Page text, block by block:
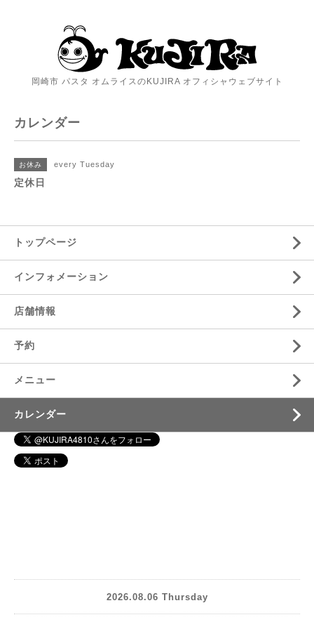
岡崎市 パスタ オムライスのKUJIRA オフィシャウェブサイト
カレンダー
お休み every Tuesday
定休日
トップページ
インフォメーション
店舗情報
予約
メニュー
カレンダー
2026.08.06 Thursday